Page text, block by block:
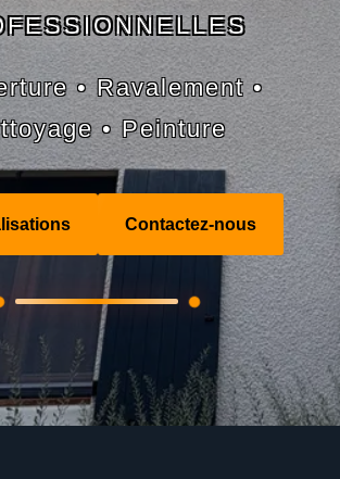
• Ravalement •
• Peinture
Contactez-nous